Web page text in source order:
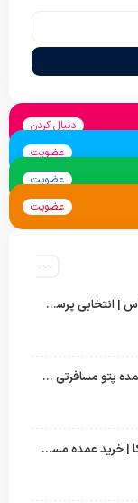
دنبال کردن
عضویت
عضویت
عضویت
مرکز فروش انواع پتو گل برجسته الماس | انتخابی پرسود برای عمده‌فروشان
پتو گل برجسته ایرانی کاترینا | خرید عمده پتو مسافرتی با قیمت تولیدی
قیمت پتوهای گل برجسته ایرانی چیکا | خرید عمده مستقیم با سود بالا